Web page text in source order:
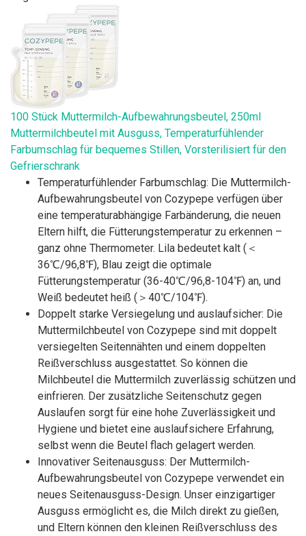
100 Stück Muttermilch-Aufbewahrungsbeutel, 250ml
Muttermilchbeutel mit Ausguss, Temperaturfühlender
Farbumschlag für bequemes Stillen, Vorsterilisiert für den
Gefrierschrank
Temperaturfühlender Farbumschlag: Die Muttermilch-
Aufbewahrungsbeutel von Cozypepe verfügen über
eine temperaturabhängige Farbänderung, die neuen
Eltern hilft, die Fütterungstemperatur zu erkennen –
ganz ohne Thermometer. Lila bedeutet kalt (＜
36℃/96,8℉), Blau zeigt die optimale
Fütterungstemperatur (36-40℃/96,8-104℉) an, und
Weiß bedeutet heiß (＞40℃/104℉).
Doppelt starke Versiegelung und auslaufsicher: Die
Muttermilchbeutel von Cozypepe sind mit doppelt
versiegelten Seitennähten und einem doppelten
Reißverschluss ausgestattet. So können die
Milchbeutel die Muttermilch zuverlässig schützen und
einfrieren. Der zusätzliche Seitenschutz gegen
Auslaufen sorgt für eine hohe Zuverlässigkeit und
Hygiene und bietet eine auslaufsichere Erfahrung,
selbst wenn die Beutel flach gelagert werden.
Innovativer Seitenausguss: Der Muttermilch-
Aufbewahrungsbeutel von Cozypepe verwendet ein
neues Seitenausguss-Design. Unser einzigartiger
Ausguss ermöglicht es, die Milch direkt zu gießen,
und Eltern können den kleinen Reißverschluss des